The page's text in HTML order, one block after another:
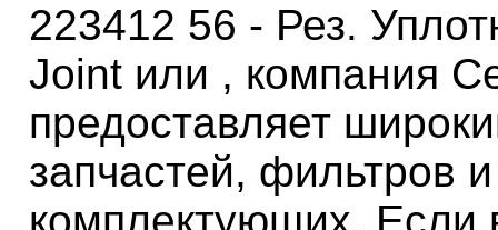
223412 56 - Рез.
Joint или , компания
предоставляет
запчастей, фильтров и